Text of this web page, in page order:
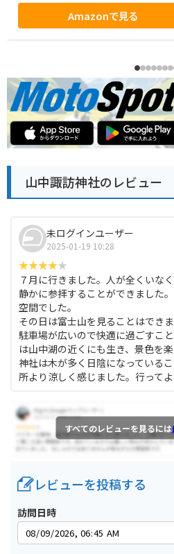
Amazonで見る
山中諏訪神社のレビュー
未ログインユーザー
2025-01-19 10:28
７月に行きました。人が全くいな
静かに参拝することができました
空間でした。
その日は富士山を見ることはでき
駐車場が広いので快適に過ごすこ
は山中湖の近くにも生き、景色を
神社は木が多く日陰になっている
所より涼しく感じました。行ってよ
すべてのレビューを見るには
レビューを投稿する
訪問日時